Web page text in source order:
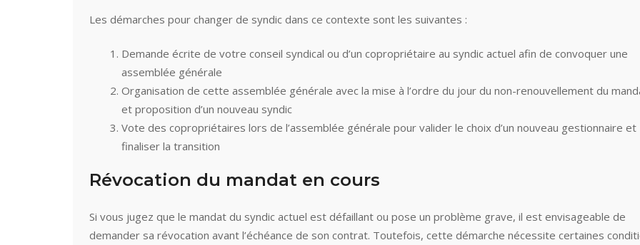
Les démarches pour changer de syndic dans ce contexte sont les suivantes :
Demande écrite de votre conseil syndical ou d’un copropriétaire au syndic actuel afin de convoquer une
assemblée générale
Organisation de cette assemblée générale avec la mise à l’ordre du jour du non-renouvellement du
et proposition d’un nouveau syndic
Vote des copropriétaires lors de l’assemblée générale pour valider le choix d’un nouveau gestionnaire et
finaliser la transition
Révocation du mandat en cours
Si vous jugez que le mandat du syndic actuel est défaillant ou pose un problème grave, il est envisageable de
demander sa révocation avant l’échéance de son contrat. Toutefois, cette démarche nécessite certaines